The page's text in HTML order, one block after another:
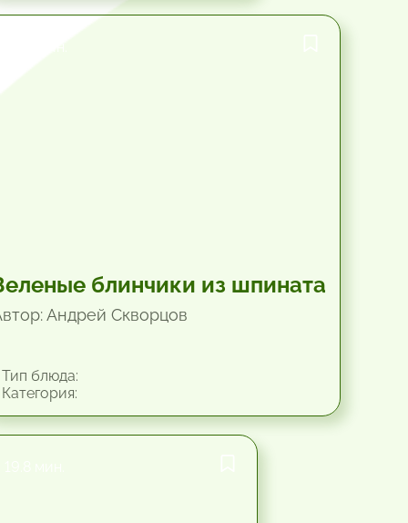
блинчики из шпината
Андрей Скворцов
блюда: